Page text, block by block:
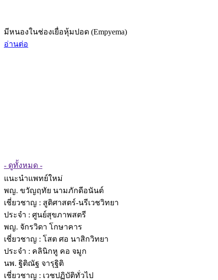
มีหนองในช่องเยื่อหุ้มปอด (Empyema)
อ่านต่อ
- ดูทั้งหมด -
แนะนำแพทย์ใหม่
พญ. ขวัญฤทัย นามภักดีอนันต์
เชี่ยวชาญ : สูติศาสตร์-นรีเวชวิทยา
ประจำ : ศูนย์สุขภาพสตรี
พญ. จักรวิดา โกษาคาร
เชี่ยวชาญ : โสต ศอ นาสิกวิทยา
ประจำ : คลินิกหู คอ จมูก
นพ. ฐิติณัฐ จารุฐิติ
เชี่ยวชาญ : เวชปฏิบัติทั่วไป